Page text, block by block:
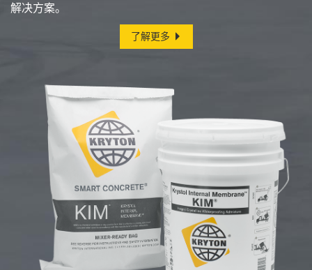
解决方案。
了解更多